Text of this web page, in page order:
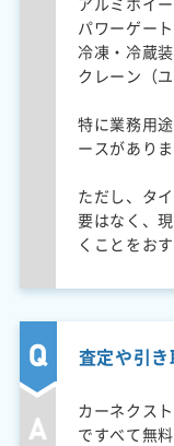
パワーゲート
冷凍・冷蔵
クレーン（
特に業務用
ースがありま
ただし、タ
要はなく、
くことをお
査定や引
カーネクス
ですべて無